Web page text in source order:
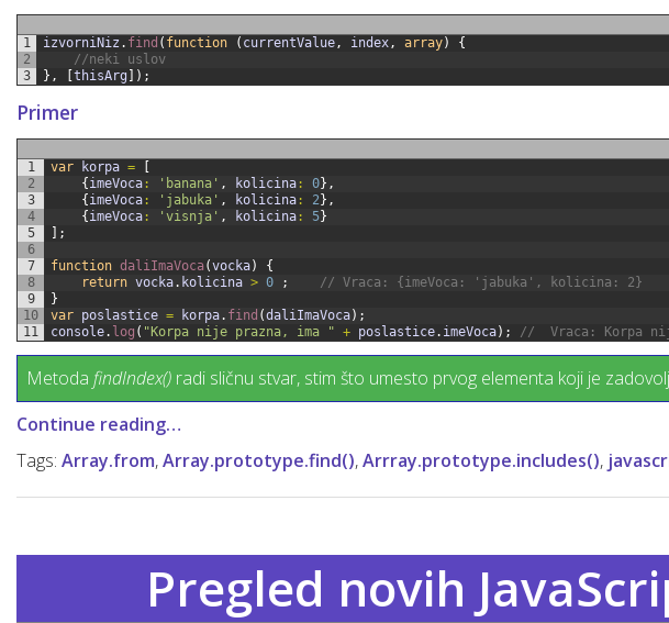
1
2
3
izvorniNiz . find ( function ( currentValue , index , array)
{
//neki uslov
} , [thisArg ] ) ;
Primer
1
2
3
4
5
6
7
8
9
10
11
var korpa =
[
{imeVoca : 'banana' , kolicina : 0} ,
{imeVoca : 'jabuka' , kolicina : 2} ,
{imeVoca : 'visnja' , kolicina : 5}
] ;
function daliImaVoca(vocka)
{
return vocka. kolicina > 0 ;
// Vraca: {imeVoca: 'jabuka', kolicina: 2}
}
var poslastice = korpa. find (daliImaVoca) ;
console. log ( "Korpa nije prazna, ima " + poslastice. imeVoca) ; //  Vraca: Korpa
Metoda findIndex() radi sličnu stvar, stim što umesto prvog elementa koji je
Continue reading…
Tags: Array.from,Array.prototype.find(),Arrray.prototype.includes(),
Pregled novih